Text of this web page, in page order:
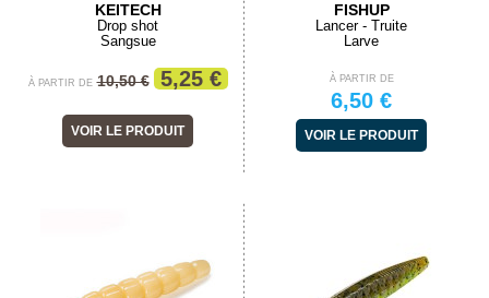
KEITECH
Drop shot
Sangsue
À PARTIR DE 10,50 € 5,25 €
VOIR LE PRODUIT
FISHUP
Lancer - Truite
Larve
À PARTIR DE
6,50 €
VOIR LE PRODUIT